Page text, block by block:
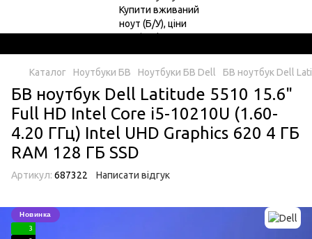
Каталог Ноутбуки БВ Ноутбуки БВ Dell БВ ноутбук Dell
БВ ноутбук Dell Latitude 5510 15.6"
Full HD Intel Core i5-10210U (1.60-
4.20 ГГц) Intel UHD Graphics 620 4 ГБ
RAM 128 ГБ SSD
Артикул: 687322 Написати відгук
Новинка
3